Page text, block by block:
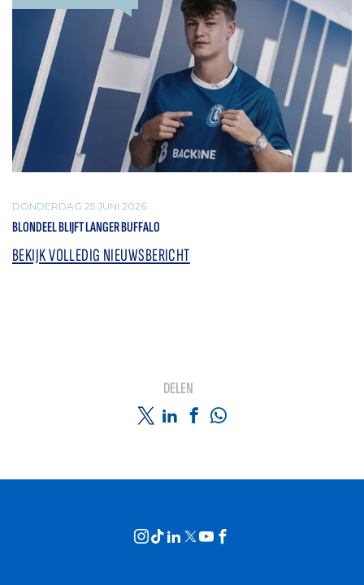
DONDERDAG 25 JUNI 2026
BLONDEEL BLIJFT LANGER BUFFALO
BEKIJK VOLLEDIG NIEUWSBERICHT
DELEN